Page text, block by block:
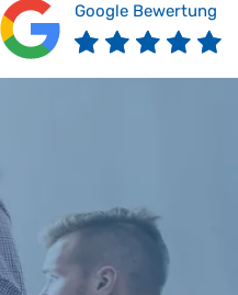
Google Bewertung